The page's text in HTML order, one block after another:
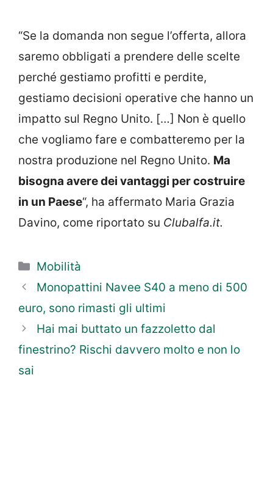
“Se la domanda non segue l’offerta, allora
saremo obbligati a prendere delle scelte
perché gestiamo profitti e perdite,
gestiamo decisioni operative che hanno un
impatto sul Regno Unito. […] Non è quello
che vogliamo fare e combatteremo per la
nostra produzione nel Regno Unito. Ma
bisogna avere dei vantaggi per costruire
in un Paese“, ha affermato Maria Grazia
Davino, come riportato su Clubalfa.it.
Categorie
Mobilità
Monopattini Navee S40 a meno di 500
euro, sono rimasti gli ultimi
Hai mai buttato un fazzoletto dal
finestrino? Rischi davvero molto e non lo
sai